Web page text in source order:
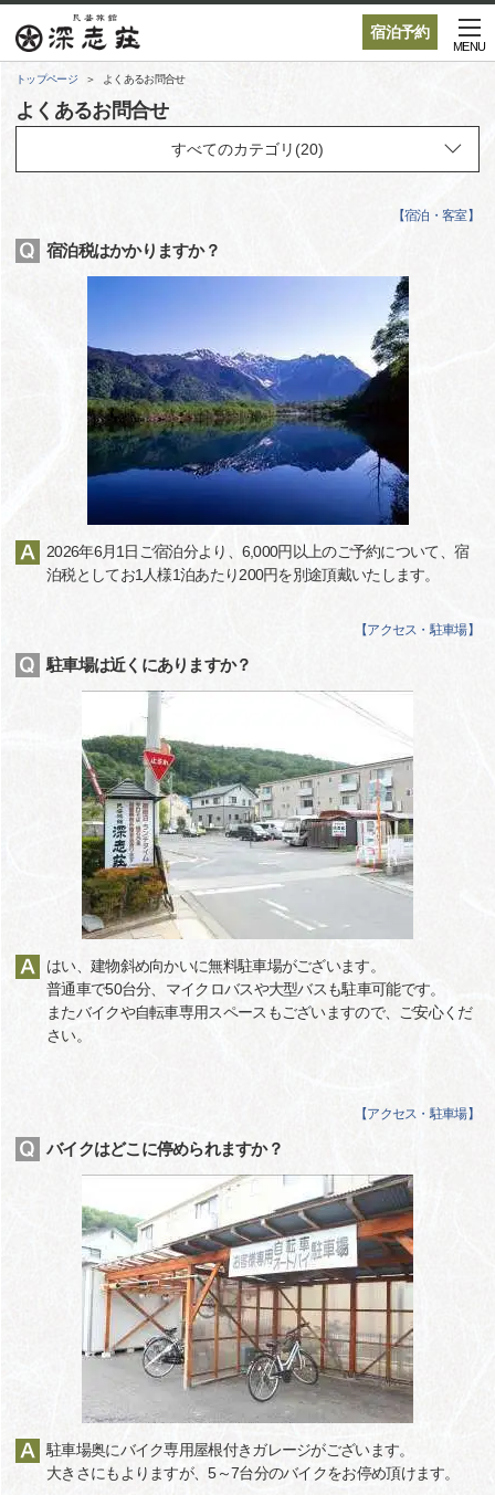
宿泊予約
MENU
トップページ よくあるお問合せ
よくあるお問合せ
【宿泊・客室】
宿泊税はかかりますか？
2026年6月1日ご宿泊分より、6,000円以上のご予約について、宿
泊税としてお1人様1泊あたり200円を別途頂戴いたします。
【アクセス・駐車場】
駐車場は近くにありますか？
はい、建物斜め向かいに無料駐車場がございます。
普通車で50台分、マイクロバスや大型バスも駐車可能です。
またバイクや自転車専用スペースもございますので、ご安心くだ
さい。
【アクセス・駐車場】
バイクはどこに停められますか？
駐車場奥にバイク専用屋根付きガレージがございます。
大きさにもよりますが、5～7台分のバイクをお停め頂けます。